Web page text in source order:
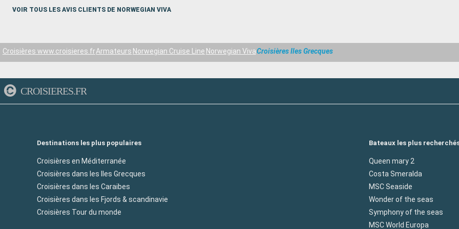
VOIR TOUS LES AVIS CLIENTS DE NORWEGIAN VIVA
Croisières www.croisieres.frArmateurs Norwegian Cruise Line Norwegian VivaCroisières Iles Grecques
CROISIERES.FR
Destinations les plus populaires
Croisières en Méditerranée
Croisières dans les Iles Grecques
Croisières dans les Caraibes
Croisières dans les Fjords & scandinavie
Croisières Tour du monde
Bateaux les plus
Queen mary 2
Costa Smeralda
MSC Seaside
Wonder of the seas
Symphony of the seas
MSC World Europa